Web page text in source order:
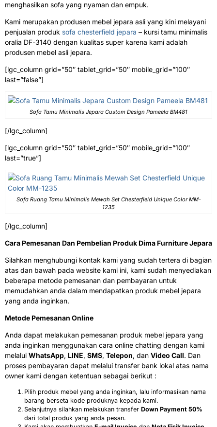
menghasilkan sofa yang nyaman dan empuk.
Kami merupakan produsen mebel jepara asli yang kini melayani
penjualan produk sofa chesterfield jepara – kursi tamu minimalis
oralia DF-3140 dengan kualitas super karena kami adalah
produsen mebel asli jepara.
[lgc_column grid=”50″ tablet_grid=”50″ mobile_grid=”100″
last=”false”]
Sofa Tamu Minimalis Jepara Custom Design Pameela BM481
[/lgc_column]
[lgc_column grid=”50″ tablet_grid=”50″ mobile_grid=”100″
last=”true”]
Sofa Ruang Tamu Minimalis Mewah Set Chesterfield Unique Color MM-
1235
[/lgc_column]
Cara Pemesanan Dan Pembelian Produk Dima Furniture Jepara
Silahkan menghubungi kontak kami yang sudah tertera di bagian
atas dan bawah pada website kami ini, kami sudah menyediakan
beberapa metode pemesanan dan pembayaran untuk
memudahkan anda dalam mendapatkan produk mebel jepara
yang anda inginkan.
Metode Pemesanan Online
Anda dapat melakukan pemesanan produk mebel jepara yang
anda inginkan menggunakan cara online chatting dengan kami
melalui WhatsApp, LINE, SMS, Telepon, dan Video Call. Dan
proses pembayaran dapat melalui transfer bank lokal atas nama
owner kami dengan ketentuan sebagai berikut :
Pilih produk mebel yang anda inginkan, lalu informasikan nama
barang berseta kode produknya kepada kami.
Selanjutnya silahkan melakukan transfer Down Payment 50%
dari total produk yang anda pesan.